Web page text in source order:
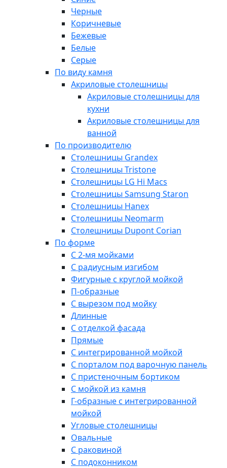
Черные
Коричневые
Бежевые
Белые
Серые
По виду камня
Акриловые столешницы
Акриловые столешницы для
кухни
Акриловые столешницы для
ванной
По производителю
Столешницы Grandex
Столешницы Tristone
Столешницы LG Hi Macs
Столешницы Samsung Staron
Столешницы Hanex
Столешницы Neomarm
Столешницы Dupont Corian
По форме
С 2-мя мойками
С радиусным изгибом
Фигурные с круглой мойкой
П-образные
С вырезом под мойку
Длинные
С отделкой фасада
Прямые
С интегрированной мойкой
С порталом под варочную панель
С пристеночным бортиком
С мойкой из камня
Г-образные с интегрированной
мойкой
Угловые столешницы
Овальные
C раковиной
C подоконником